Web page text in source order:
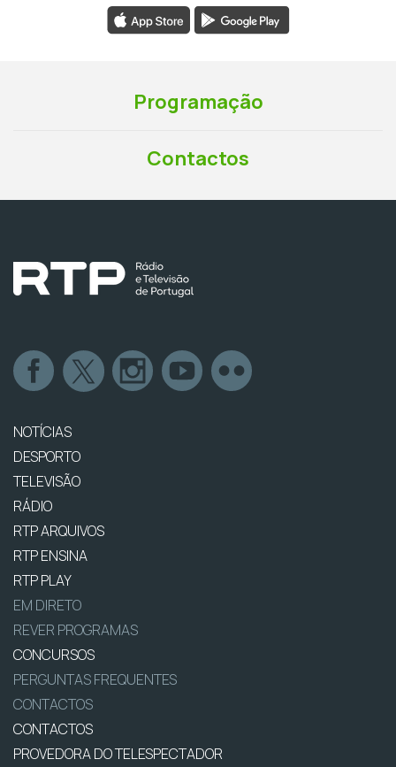
Programação
Contactos
NOTÍCIAS
DESPORTO
TELEVISÃO
RÁDIO
RTP ARQUIVOS
RTP ENSINA
RTP PLAY
EM DIRETO
REVER PROGRAMAS
CONCURSOS
PERGUNTAS FREQUENTES
CONTACTOS
CONTACTOS
PROVEDORA DO TELESPECTADOR